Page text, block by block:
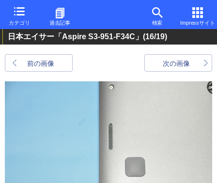
カテゴリ 過去記事 検索 Impressサイト
日本エイサー「Aspire S3-951-F34C」 (16/19)
前の画像 次の画像